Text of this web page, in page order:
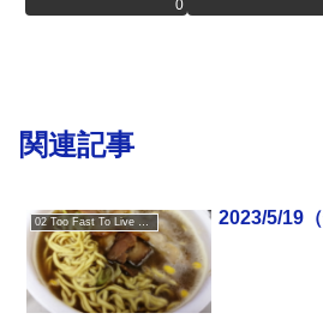
0
関連記事
2023/5/19